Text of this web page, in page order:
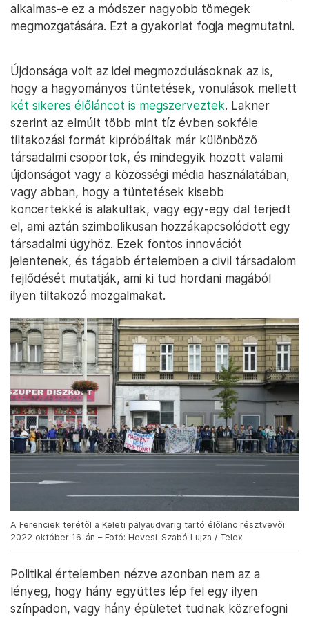
alkalmas-e ez a módszer nagyobb tömegek
megmozgatására. Ezt a gyakorlat fogja megmutatni.
Újdonsága volt az idei megmozdulásoknak az is,
hogy a hagyományos tüntetések, vonulások mellett
két sikeres élőláncot is megszerveztek. Lakner
szerint az elmúlt több mint tíz évben sokféle
tiltakozási formát kipróbáltak már különböző
társadalmi csoportok, és mindegyik hozott valami
újdonságot vagy a közösségi média használatában,
vagy abban, hogy a tüntetések kisebb
koncertekké is alakultak, vagy egy-egy dal terjedt
el, ami aztán szimbolikusan hozzákapcsolódott egy
társadalmi ügyhöz. Ezek fontos innovációt
jelentenek, és tágabb értelemben a civil társadalom
fejlődését mutatják, ami ki tud hordani magából
ilyen tiltakozó mozgalmakat.
A Ferenciek terétől a Keleti pályaudvarig tartó élőlánc résztvevői
2022 október 16-án – Fotó: Hevesi-Szabó Lujza / Telex
Politikai értelemben nézve azonban nem az a
lényeg, hogy hány együttes lép fel egy ilyen
színpadon, vagy hány épületet tudnak közrefogni